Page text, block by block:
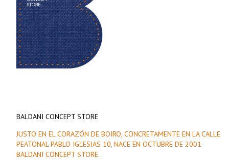
BALDANI CONCEPT STORE
JUSTO EN EL CORAZÓN DE BOIRO, CONCRETAMENTE EN LA CALLE
PEATONAL PABLO IGLESIAS 10, NACE EN OCTUBRE DE 2001
BALDANI CONCEPT STORE.